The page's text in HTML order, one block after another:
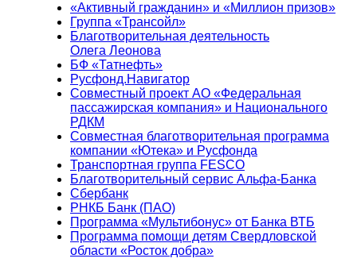
«Активный гражданин» и «Миллион призов»
Группа «Трансойл»
Благотворительная деятельность
Олега Леонова
БФ «Татнефть»
Русфонд.Навигатор
Совместный проект АО «Федеральная
пассажирская компания» и Национального
РДКМ
Совместная благотворительная программа
компании «Ютека» и Русфонда
Транспортная группа FESCO
Благотворительный сервис Альфа-Банка
Сбербанк
РНКБ Банк (ПАО)
Программа «Мультибонус» от Банка ВТБ
Программа помощи детям Свердловской
области «Росток добра»